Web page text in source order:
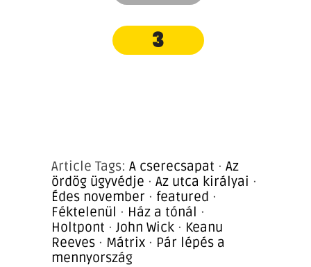
3
Article Tags: A cserecsapat · Az
ördög ügyvédje · Az utca királyai ·
Édes november · featured ·
Féktelenül · Ház a tónál ·
Holtpont · John Wick · Keanu
Reeves · Mátrix · Pár lépés a
mennyország